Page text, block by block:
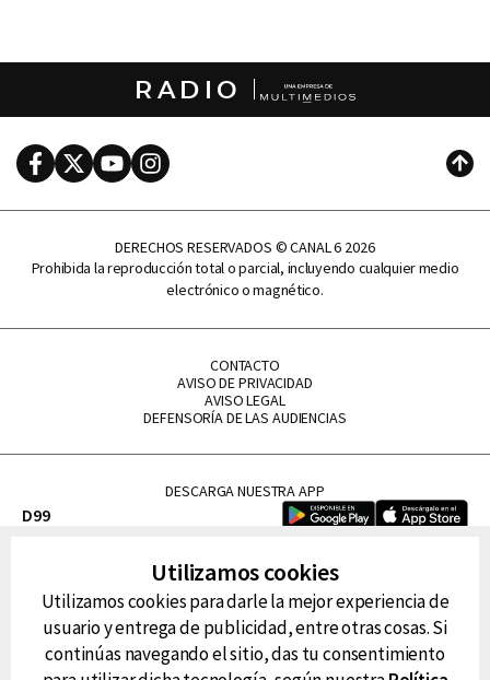
RADIO
FacebookTwitterYoutubeInstagram
DERECHOS RESERVADOS © CANAL 6 2026
Prohibida la reproducción total o parcial, incluyendo cualquier medio
electrónico o magnético.
CONTACTO
AVISO DE PRIVACIDAD
AVISO LEGAL
DEFENSORÍA DE LAS AUDIENCIAS
DESCARGA NUESTRA APP
D99
FM Tu
RG Deportiva
Classic FM
Utilizamos cookies
Utilizamos cookies para darle la mejor experiencia de
usuario y entrega de publicidad, entre otras cosas. Si
continúas navegando el sitio, das tu consentimiento